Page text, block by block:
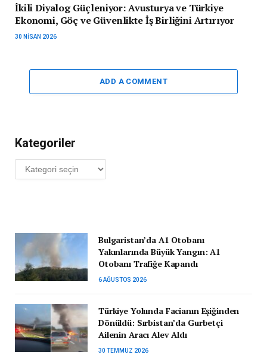
İkili Diyalog Güçleniyor: Avusturya ve Türkiye
Ekonomi, Göç ve Güvenlikte İş Birliğini Artırıyor
30 NISAN 2026
ADD A COMMENT
Kategoriler
Kategoriler
Bulgaristan’da A1 Otobanı
Yakınlarında Büyük Yangın: A1
Otobanı Trafiğe Kapandı
6 AĞUSTOS 2026
Türkiye Yolunda Facianın Eşiğinden
Dönüldü: Sırbistan’da Gurbetçi
Ailenin Aracı Alev Aldı
30 TEMMUZ 2026